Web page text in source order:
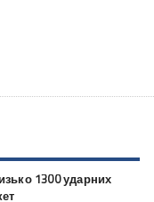
1300 ударних